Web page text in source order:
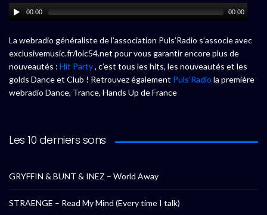
00:00 00:00
La webradio généraliste de l’association Puls’Radio s’associe avec
exclusivemusic.fr/loic54.net pour vous garantir encore plus de
nouveautés : Hit Party, c’est tous les hits, les nouveautés et les
golds Dance et Club ! Retrouvez également Puls’Radio la première
webradio Dance, Trance, Hands Up de France
Les 10 derniers sons
GRYFFIN & BUNT & INEZ – World Away
STRAENGE – Read My Mind (Every time I talk)